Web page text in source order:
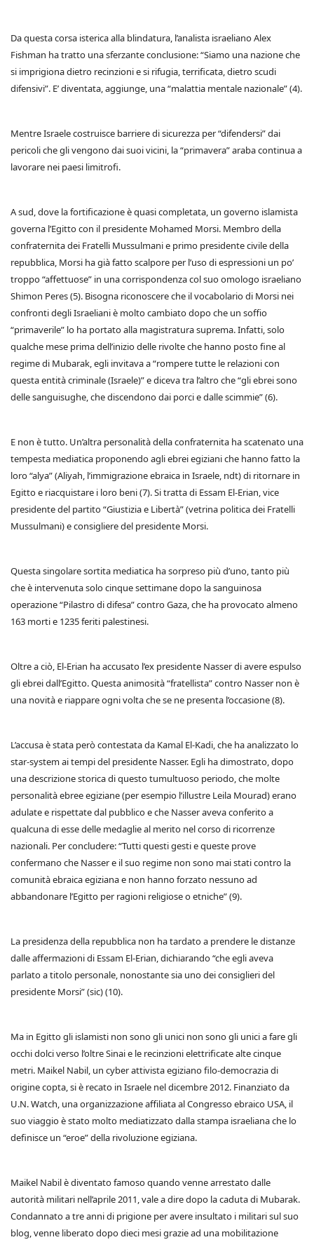
Da questa corsa isterica alla blindatura, l’analista israeliano Alex
Fishman ha tratto una sferzante conclusione: “Siamo una nazione che
si imprigiona dietro recinzioni e si rifugia, terrificata, dietro scudi
difensivi”. E’ diventata, aggiunge, una “malattia mentale nazionale” (4).
Mentre Israele costruisce barriere di sicurezza per “difendersi” dai
pericoli che gli vengono dai suoi vicini, la “primavera” araba continua a
lavorare nei paesi limitrofi.
A sud, dove la fortificazione è quasi completata, un governo islamista
governa l’Egitto con il presidente Mohamed Morsi. Membro della
confraternita dei Fratelli Mussulmani e primo presidente civile della
repubblica, Morsi ha già fatto scalpore per l’uso di espressioni un po’
troppo “affettuose” in una corrispondenza col suo omologo israeliano
Shimon Peres (5). Bisogna riconoscere che il vocabolario di Morsi nei
confronti degli Israeliani è molto cambiato dopo che un soffio
“primaverile” lo ha portato alla magistratura suprema. Infatti, solo
qualche mese prima dell’inizio delle rivolte che hanno posto fine al
regime di Mubarak, egli invitava a “rompere tutte le relazioni con
questa entità criminale (Israele)” e diceva tra l’altro che “gli ebrei sono
delle sanguisughe, che discendono dai porci e dalle scimmie” (6).
E non è tutto. Un’altra personalità della confraternita ha scatenato una
tempesta mediatica proponendo agli ebrei egiziani che hanno fatto la
loro “alya” (Aliyah, l’immigrazione ebraica in Israele, ndt) di ritornare in
Egitto e riacquistare i loro beni (7). Si tratta di Essam El-Erian, vice
presidente del partito “Giustizia e Libertà” (vetrina politica dei Fratelli
Mussulmani) e consigliere del presidente Morsi.
Questa singolare sortita mediatica ha sorpreso più d’uno, tanto più
che è intervenuta solo cinque settimane dopo la sanguinosa
operazione “Pilastro di difesa” contro Gaza, che ha provocato almeno
163 morti e 1235 feriti palestinesi.
Oltre a ciò, El-Erian ha accusato l’ex presidente Nasser di avere espulso
gli ebrei dall’Egitto. Questa animosità “fratellista” contro Nasser non è
una novità e riappare ogni volta chese ne presenta l’occasione (8).
L’accusa è stata però contestata da Kamal El-Kadi, che ha analizzato lo
star-system ai tempi del presidente Nasser. Egli ha dimostrato, dopo
una descrizione storica di questo tumultuoso periodo, che molte
personalità ebree egiziane (per esempio l’illustre Leila Mourad) erano
adulate e rispettate dal pubblico e che Nasser aveva conferito a
qualcuna di esse delle medaglie al merito nel corso di ricorrenze
nazionali. Per concludere: “Tutti questi gesti e queste prove
confermano che Nasser e il suo regime non sono mai stati contro la
comunità ebraica egiziana e non hanno forzato nessuno ad
abbandonare l’Egitto per ragioni religiose o etniche” (9).
La presidenza della repubblica non ha tardato a prendere le distanze
dalle affermazioni di Essam El-Erian, dichiarando “che egli aveva
parlato a titolo personale, nonostante sia uno dei consiglieri del
presidente Morsi” (sic) (10).
Ma in Egitto gli islamisti non sono gli unici non sono gli unici a fare gli
occhi dolci verso l’oltre Sinai e le recinzioni elettrificate alte cinque
metri. Maikel Nabil, un cyber attivista egiziano filo-democrazia di
origine copta, si è recato in Israele nel dicembre 2012. Finanziato da
U.N. Watch, una organizzazione affiliata al Congresso ebraico USA, il
suo viaggio è stato molto mediatizzato dalla stampa israeliana che lo
definisce un “eroe” della rivoluzione egiziana.
Maikel Nabil è diventato famoso quando venne arrestato dalle
autorità militari nell’aprile 2011, vale a dire dopo la caduta di Mubarak.
Condannato a tre anni di prigione per avere insultato i militari sul suo
blog, venne liberato dopo dieci mesi grazie ad una mobilitazione